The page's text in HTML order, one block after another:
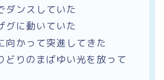
ダンスしていた
グに動いていた
向かって突進してきた
どりのまばゆい光を放って